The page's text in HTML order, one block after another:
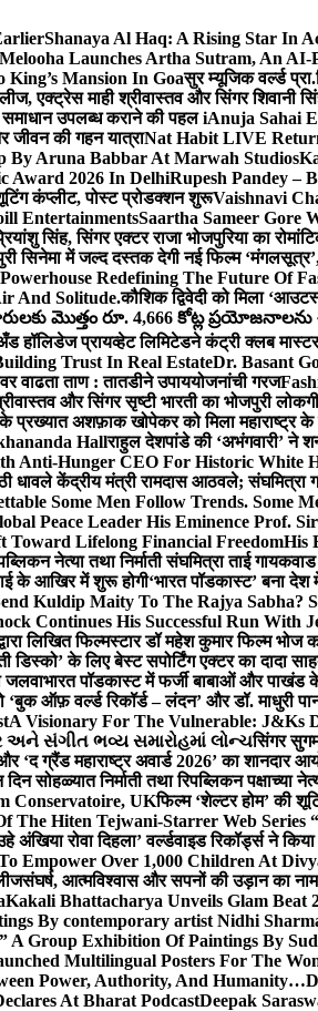
Shanaya Al Haq: A Rising Star In
Melooha Launches Artha Sutram, An AI-
Mansion In Goaसुर म्यूजिक वर्ल्ड
एक्ट्रेस माही श्रीवास्तव और सिंगर शिवानी
समाधान उपलब्ध कराने की पहल iAnuja Sahai
जीवन की गहन यात्राNat Habit LIVE
By Aruna Babbar At Marwah Studios
Award 2026 In DelhiRupesh Pandey –
कंप्लीट, पोस्ट प्रोडक्शन शुरूVaishnavi
EntertainmentsSaartha Sameer Gore
सिंह, सिंगर एक्टर राजा भोजपुरिया का
सिनेमा में जल्द दस्तक देगी नई फिल्म ‘मंगलसूत्र’,
Redefining The Future Of
And Solitude.कौशिक द्विवेदी को मिला
మొత్తం రూ. 4,666 కోట్ల ప్రయోజనాలను
हॉलिडेज प्रायव्हेट लिमिटेडने कंट्री क्लब
Trust In Real EstateDr. Basant
वाढता ताण : तातडीने उपाययोजनांची गरज
और सिंगर सृष्टी भारती का भोजपुरी
प्रख्यात अशफ़ाक खोपेकर को मिला महाराष्ट्र के
Hallराहुल देशपांडे की ‘अभंगवारी’ ने
Anti-Hunger CEO For Historic White
धावले केंद्रीय मंत्री रामदास आठवले;
Some Men Follow Trends. Some
Peace Leader His Eminence Prof.
Toward Lifelong Financial FreedomHis
नेत्या तथा निर्माती संघमित्रा ताई
के आखिर में शुरू होगी‘भारत पॉडकास्ट’ बना
Kuldip Maity To The Rajya Sabha?
Continues His Successful Run With
लिखित फिल्मस्टार डॉ महेश कुमार फिल्म भोज
डिस्को’ के लिए बेस्ट सपोर्टिंग एक्टर का दादा
जलवाभारत पॉडकास्ट में फर्जी बाबाओं और पाखंड के
ऑफ़ वर्ल्ड रिकॉर्ड – लंदन’ और डॉ. माधुरी
A Visionary For The Vulnerable: J&Ks
અને સંગીત ભવ્ય સમારોહમાં લોન્ચसिंगर सुगम
‘द ग्रैंड महाराष्ट्र अवार्ड 2026’ का शानदार
दिन सोहळ्यात निर्माती तथा रिपब्लिकन पक्षाच्या
Conservatoire, UKफिल्म ‘शेल्टर होम’ की
Hiten Tejwani-Starrer Web Series
रोवा दिहला’ वर्ल्डवाइड रिकॉर्ड्स ने
Empower Over 1,000 Children At
संघर्ष, आत्मविश्वास और सपनों की उड़ान का नाम
Kakali Bhattacharya Unveils Glam
By contemporary artist Nidhi
A Group Exhibition Of Paintings By
Multilingual Posters For The
Power, Authority, And Humanity…
At Bharat PodcastDeepak